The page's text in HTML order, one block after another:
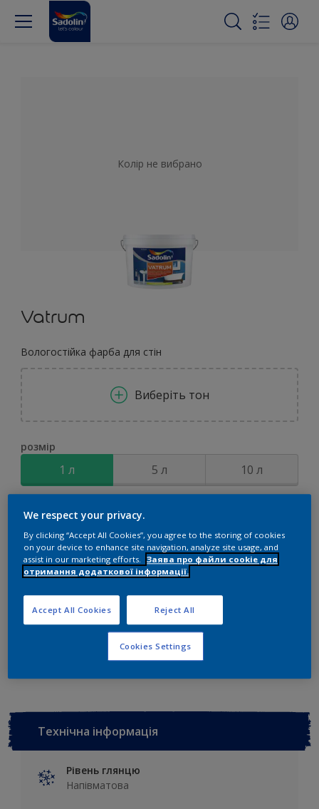
Колір не вибрано
Vatrum
Вологостійка фарба для стін
Виберіть тон
розмір
1 л 5 л 10 л
Сума Калькулятор кольорів
Обчислити
Додати до робочої області
Технічна інформація
Рівень глянцю
Напівматова
We respect your privacy.
By clicking “Accept All Cookies”, you agree to the storing of cookies
on your device to enhance site navigation, analyze site usage, and
assist in our marketing efforts.
Заява про файли cookie для
отримання додаткової інформації.
Reject All
Accept All Cookies
Cookies Settings